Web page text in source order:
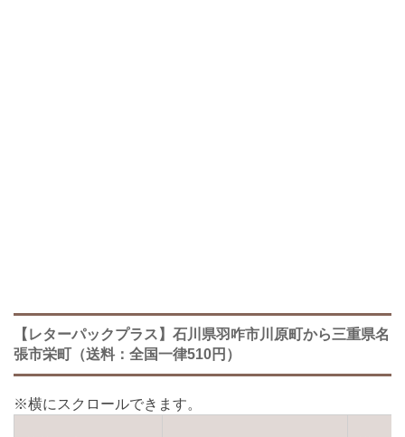
【レターパックプラス】石川県羽咋市川原町から三重県名
張市栄町（送料：全国一律510円）